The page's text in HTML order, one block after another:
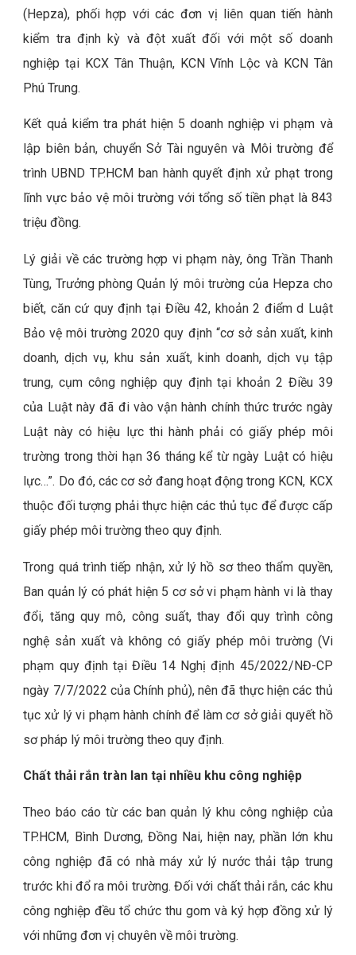
(Hepza), phối hợp với các đơn vị liên quan tiến hành
kiểm tra định kỳ và đột xuất đối với một số doanh
nghiệp tại KCX Tân Thuận, KCN Vĩnh Lộc và KCN Tân
Phú Trung.
Kết quả kiểm tra phát hiện 5 doanh nghiệp vi phạm và
lập biên bản, chuyển Sở Tài nguyên và Môi trường để
trình UBND TP.HCM ban hành quyết định xử phạt trong
lĩnh vực bảo vệ môi trường với tổng số tiền phạt là 843
triệu đồng.
Lý giải về các trường hợp vi phạm này, ông Trần Thanh
Tùng, Trưởng phòng Quản lý môi trường của Hepza cho
biết, căn cứ quy định tại Điều 42, khoản 2 điểm d Luật
Bảo vệ môi trường 2020 quy định “cơ sở sản xuất, kinh
doanh, dịch vụ, khu sản xuất, kinh doanh, dịch vụ tập
trung, cụm công nghiệp quy định tại khoản 2 Điều 39
của Luật này đã đi vào vận hành chính thức trước ngày
Luật này có hiệu lực thi hành phải có giấy phép môi
trường trong thời hạn 36 tháng kể từ ngày Luật có hiệu
lực…”. Do đó, các cơ sở đang hoạt động trong KCN, KCX
thuộc đối tượng phải thực hiện các thủ tục để được cấp
giấy phép môi trường theo quy định.
Trong quá trình tiếp nhận, xử lý hồ sơ theo thẩm quyền,
Ban quản lý có phát hiện 5 cơ sở vi phạm hành vi là thay
đổi, tăng quy mô, công suất, thay đổi quy trình công
nghệ sản xuất và không có giấy phép môi trường (Vi
phạm quy định tại Điều 14 Nghị định 45/2022/NĐ-CP
ngày 7/7/2022 của Chính phủ), nên đã thực hiện các thủ
tục xử lý vi phạm hành chính để làm cơ sở giải quyết hồ
sơ pháp lý môi trường theo quy định.
Chất thải rắn tràn lan tại nhiều khu công nghiệp
Theo báo cáo từ các ban quản lý khu công nghiệp của
TP.HCM, Bình Dương, Đồng Nai, hiện nay, phần lớn khu
công nghiệp đã có nhà máy xử lý nước thải tập trung
trước khi đổ ra môi trường. Đối với chất thải rắn, các khu
công nghiệp đều tổ chức thu gom và ký hợp đồng xử lý
với những đơn vị chuyên về môi trường.